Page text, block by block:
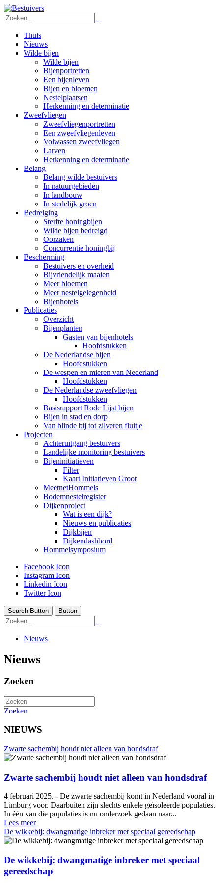
Thuis
Nieuws
Wilde bijen
Wilde bijen
Bijenportretten
Een bijenleven
Bijen en bloemen
Nestelplaatsen
Herkenning en determinatie
Zweefvliegen
Zweefvliegenportretten
Een zweefvliegenleven
Volwassen zweefvliegen
Larven
Herkenning en determinatie
Belang
Belang wilde bestuivers
In natuurgebieden
In landbouw
In stedelijk groen
Bedreiging
Sterfte honingbijen
Wilde bijen bedreigd
Oorzaken
Concurrentie honingbij
Bescherming
Bestuivers en overheid
Bijvriendelijk maaien
Meer bloemen
Meer nestelgelegenheid
Bijenhotels
Publicaties
Overzicht
Bijenplanten
Gasten van bijenhotels
Hoofdstukken
De Nederlandse bijen
Hoofdstukken
De wespen en mieren van Nederland
Hoofdstukken
De Nederlandse zweefvliegen
Hoofdstukken
Basisrapport Rode Lijst bijen
Bijen in stad en dorp
Van blinde bij tot zilveren fluitje
Projecten
Achteruitgang bestuivers
Landelijke monitoring bestuivers
Bijeninitiatieven
Filter
Kaart Initiatieven Groot
MeetnetHommels
Bodemnestelregister
Dijkenproject
Wat is een dijk?
Nieuws en publicaties
Dijkbijen
Dijkendashbord
Hommelsymposium
Facebook Icon
Instagram Icon
Linkedin Icon
Twitter Icon
Search Button Button
Nieuws
Nieuws
Zoeken
Zoeken
NIEUWS
Zwarte sachembij houdt niet alleen van hondsdraf
Zwarte sachembij houdt niet alleen van hondsdraf
4 februari 2025. - De zwarte sachembij komt in Nederland vooral in
Limburg voor. Daarbuiten zijn slechts enkele geïsoleerde populaties.
In één van die populaties is nu onderzoek gedaan naar...
Lees meer
De wikkebij: dwangmatige inbreker met speciaal gereedschap
De wikkebij: dwangmatige inbreker met speciaal
gereedschap